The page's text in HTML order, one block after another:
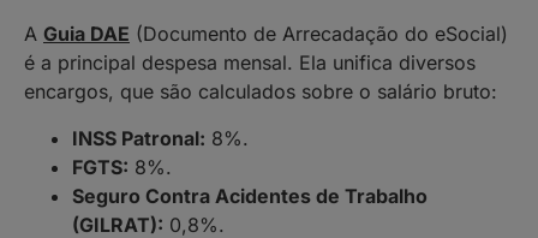
A Guia DAE (Documento de Arrecadação do eSocial)
é a principal despesa mensal. Ela unifica diversos
encargos, que são calculados sobre o salário bruto:
INSS Patronal: 8%.
FGTS: 8%.
Seguro Contra Acidentes de Trabalho
(GILRAT): 0,8%.